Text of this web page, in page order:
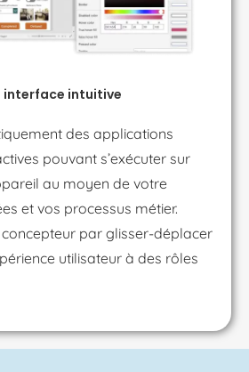
interface intuitive
des applications
pouvant s’exécuter sur
au moyen de votre
et vos processus métier.
concepteur par glisser-déplacer
utilisateur à des rôles